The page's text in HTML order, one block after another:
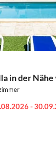
in der Nähe
-